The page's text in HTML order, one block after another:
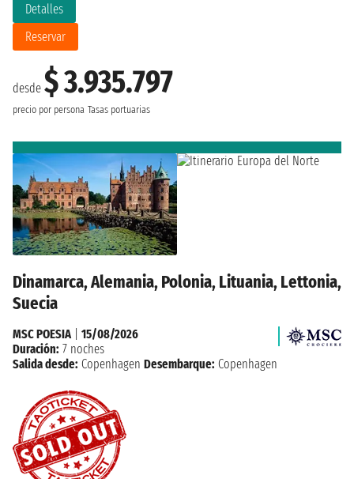
desde $ 3.935.797
precio por persona Tasas portuarias
Detalles
Reservar
Dinamarca, Alemania, Polonia, Lituania, Lettonia,
Suecia
MSC POESIA| 15/08/2026
Duración: 7 noches
Salida desde: Copenhagen Desembarque: Copenhagen